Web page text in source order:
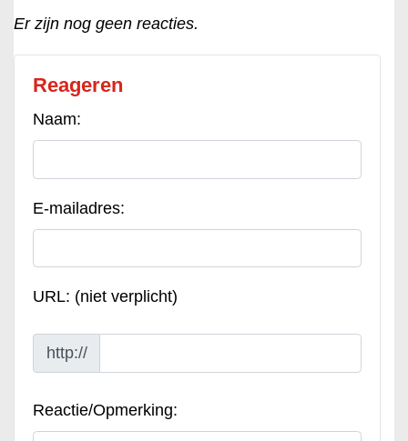
Er zijn nog geen reacties.
Reageren
Naam:
E-mailadres:
URL: (niet verplicht)
http://
Reactie/Opmerking: